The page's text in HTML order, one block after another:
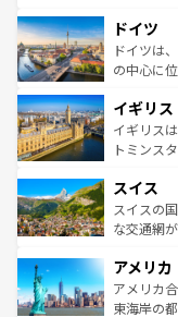
せる。地
ンテンツ
で、幅広
聖堂、美
から魅了
いる。シ
香り高い
らに、パ
れる地方
を参照し
ドイツ
ドイツは
の中心に
顔を持つ
ルリンの
してライ
は、お酒好き
ドイツ情
イギリス
イギリス
トミンス
リアごと
ティー、
戦など、
ンツ一覧
スイス
スイスの
な交通網
の建物が
博物館も
ことがで
アメリカ
アメリカ
東海岸の